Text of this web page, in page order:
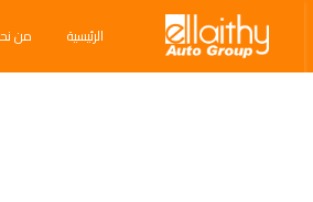
Auto Group
navigation
الرئيسية من